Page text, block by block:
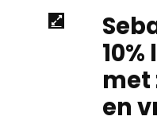
met
en